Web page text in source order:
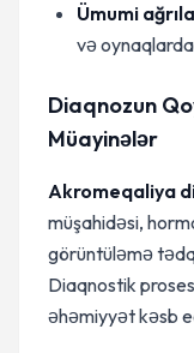
Ümumi
və
Diaqnozun
Müayinələr
Akromeqaliya
müşahidəsi,
görüntüləmə
Diaqnostik
əhəmiyyət kəsb